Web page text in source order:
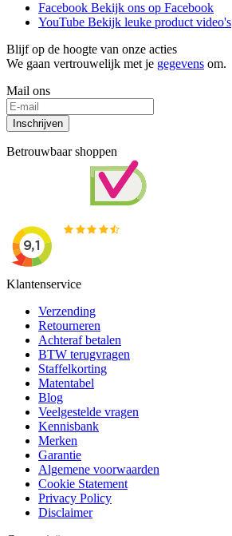
Facebook Bekijk ons op Facebook
YouTube Bekijk leuke product video's
Blijf op de hoogte van onze acties
We gaan vertrouwelijk met je gegevens om.
Mail ons
Inschrijven
Betrouwbaar shoppen
Klantenservice
Verzending
Retourneren
Achteraf betalen
BTW terugvragen
Staffelkorting
Matentabel
Blog
Veelgestelde vragen
Kennisbank
Merken
Garantie
Algemene voorwaarden
Cookie Statement
Privacy Policy
Disclaimer